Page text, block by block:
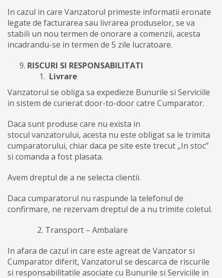
In cazul in care Vanzatorul primeste informatii eronate
legate de facturarea sau livrarea produselor, se va
stabili un nou termen de onorare a comenzii, acesta
incadrandu-se in termen de 5 zile lucratoare.
RISCURI SI RESPONSABILITATI
Livrare
Vanzatorul se obliga sa expedieze Bunurile si Serviciile
in sistem de curierat door-to-door catre Cumparator.
Daca sunt produse care nu exista in
stocul vanzatorului, acesta nu este obligat sa le trimita
cumparatorului, chiar daca pe site este trecut „In stoc”
si comanda a fost plasata.
Avem dreptul de a ne selecta clientii.
Daca cumparatorul nu raspunde la telefonul de
confirmare, ne rezervam dreptul de a nu trimite coletul.
2. Transport – Ambalare
In afara de cazul in care este agreat de Vanzator si
Cumparator diferit, Vanzatorul se descarca de riscurile
si responsabilitatile asociate cu Bunurile si Serviciile in